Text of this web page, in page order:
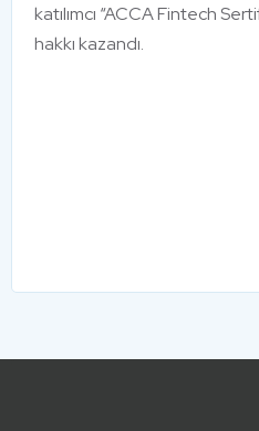
katılımcı “ACCA Fintech
hakkı kazandı.